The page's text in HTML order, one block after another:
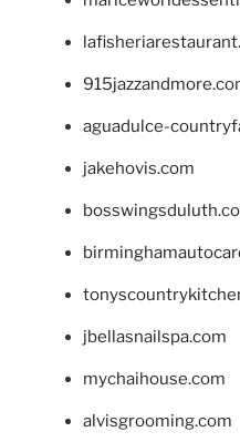
aguadulce-
jakehovis.com
jbellasnailspa.com
mychaihouse.com
alvisgrooming.com